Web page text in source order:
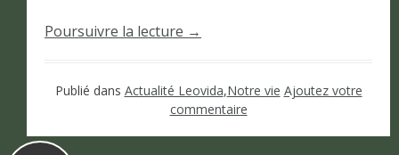
Poursuivre la lecture →
Publié dans Actualité Leovida,Notre vie Ajoutez votre
commentaire